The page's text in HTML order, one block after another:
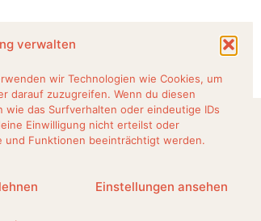
verwalten
wir Technologien wie Cookies, um
darauf zuzugreifen. Wenn du diesen
das Surfverhalten oder eindeutige IDs
Einwilligung nicht erteilst oder
und Funktionen beeinträchtigt werden.
Einstellungen ansehen